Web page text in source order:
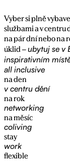
Vyber si plně
službami a v centru
na pár dní nebo na
úklid –ubytuj se v
inspirativním
all inclusive
na den
v centru dění
na rok
networking
na měsíc
coliving
stay
work
flexible